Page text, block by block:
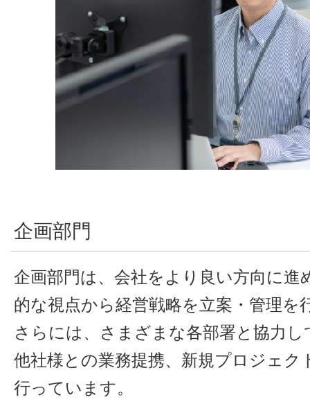
企画部門
企画部門は、会社をより良い方向に進
的な視点から経営戦略を立案・管理を
さらには、さまざまな各部署と協力し
他社様との業務提携、新規プロジェク
行っています。